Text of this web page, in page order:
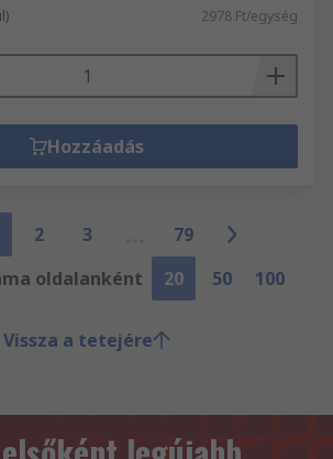
2978 Ft/egység
Hozzáadás
2 3
79
oldalanként
20 50 100
Vissza a tetejére